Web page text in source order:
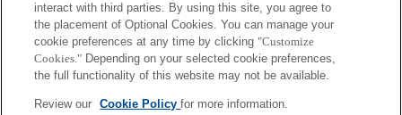
interact with third parties. By using this site, you agree to
the placement of Optional Cookies. You can manage your
cookie preferences at any time by clicking "Customize
Cookies." Depending on your selected cookie preferences,
the full functionality of this website may not be available.
Review our Cookie Policyfor more information.